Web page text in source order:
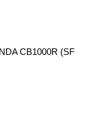
CB1000R (SF